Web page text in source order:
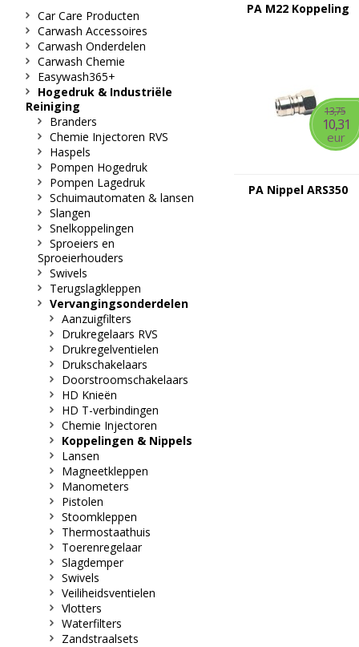
PA M22 Koppeling
13,75
10,31
eur
PA Nippel ARS350
Car Care Producten
Carwash Accessoires
Carwash Onderdelen
Carwash Chemie
Easywash365+
Hogedruk & Industriële
Reiniging
Branders
Chemie Injectoren RVS
Haspels
Pompen Hogedruk
Pompen Lagedruk
Schuimautomaten & lansen
Slangen
Snelkoppelingen
Sproeiers en
Sproeierhouders
Swivels
Terugslagkleppen
Vervangingsonderdelen
Aanzuigfilters
Drukregelaars RVS
Drukregelventielen
Drukschakelaars
Doorstroomschakelaars
HD Knieën
HD T-verbindingen
Chemie Injectoren
Koppelingen & Nippels
Lansen
Magneetkleppen
Manometers
Pistolen
Stoomkleppen
Thermostaathuis
Toerenregelaar
Slagdemper
Swivels
Veiliheidsventielen
Vlotters
Waterfilters
Zandstraalsets